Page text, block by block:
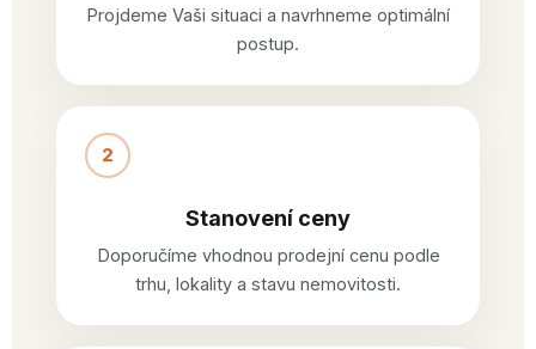
Projdeme Vaši situaci a navrhneme optimální
postup.
2
Stanovení ceny
Doporučíme vhodnou prodejní cenu podle
trhu, lokality a stavu nemovitosti.